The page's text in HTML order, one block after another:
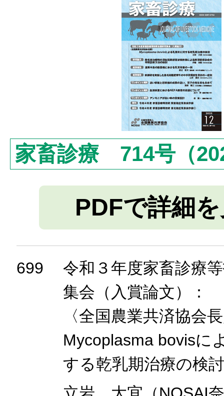
家畜診療 714号（
699
令和３年度家畜診療
集会（入賞論文）：
〈全国農業共済協会
Mycoplasma bovisに
する乾乳期治療の検討